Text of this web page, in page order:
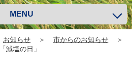
MENU
お知らせ ＞ 市からのお知らせ
＞
減塩の日」